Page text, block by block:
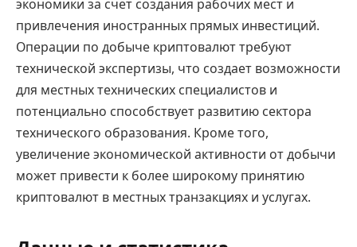
экономики за счет создания рабочих мест и
привлечения иностранных прямых инвестиций.
Операции по добыче криптовалют требуют
технической экспертизы, что создает возможности
для местных технических специалистов и
потенциально способствует развитию сектора
технического образования. Кроме того,
увеличение экономической активности от добычи
может привести к более широкому принятию
криптовалют в местных транзакциях и услугах.